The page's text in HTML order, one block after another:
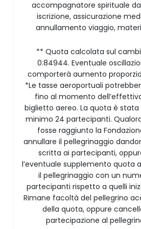
accompagnatore spirituale
iscrizione, assicurazione
annullamento viaggio,
** Quota calcolata sul
0.84944. Eventuale
comporterà aumento
*Le tasse aeroportuali
fino al momento
biglietto aereo. La quota è
minimo 24 partecipanti.
fosse raggiunto la
annullare il pellegrinaggio
scritta ai partecipanti,
l’eventuale supplemento quota
il pellegrinaggio con un
partecipanti rispetto a quelli
Rimane facoltà del pellegrino
della quota, oppure
partecipazione al